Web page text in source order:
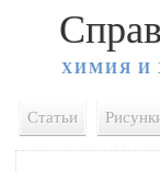
ХИМИЯ И
Статьи